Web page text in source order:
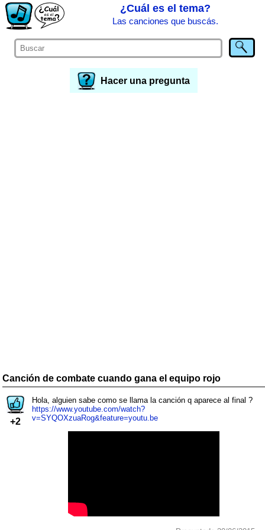
¿Cuál es el tema?
Las canciones que buscás.
Hacer una pregunta
Canción de combate cuando gana el equipo rojo
+2
Hola, alguien sabe como se llama la canción q aparece al final ?
https://www.youtube.com/watch?
v=SYQOXzuaRog&feature=youtu.be